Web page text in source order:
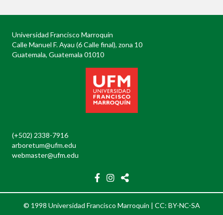
Universidad Francisco Marroquín
Calle Manuel F. Ayau (6 Calle final), zona 10
Guatemala, Guatemala 01010
(+502) 2338-7916
arboretum@ufm.edu
webmaster@ufm.edu
© 1998 Universidad Francisco Marroquín | CC: BY-NC-SA